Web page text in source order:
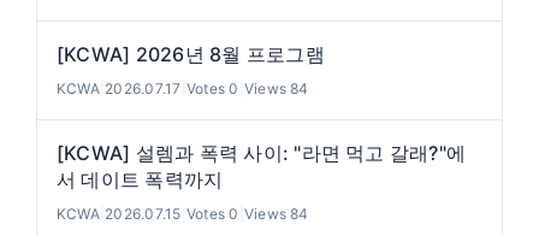
[KCWA] 2026년 8월 프로그램
KCWA| 2026.07.17 Votes 0 Views 84
[KCWA] 설렘과 폭력 사이: "라면 먹고 갈래?"에
서 데이트 폭력까지
KCWA| 2026.07.15 Votes 0 Views 84